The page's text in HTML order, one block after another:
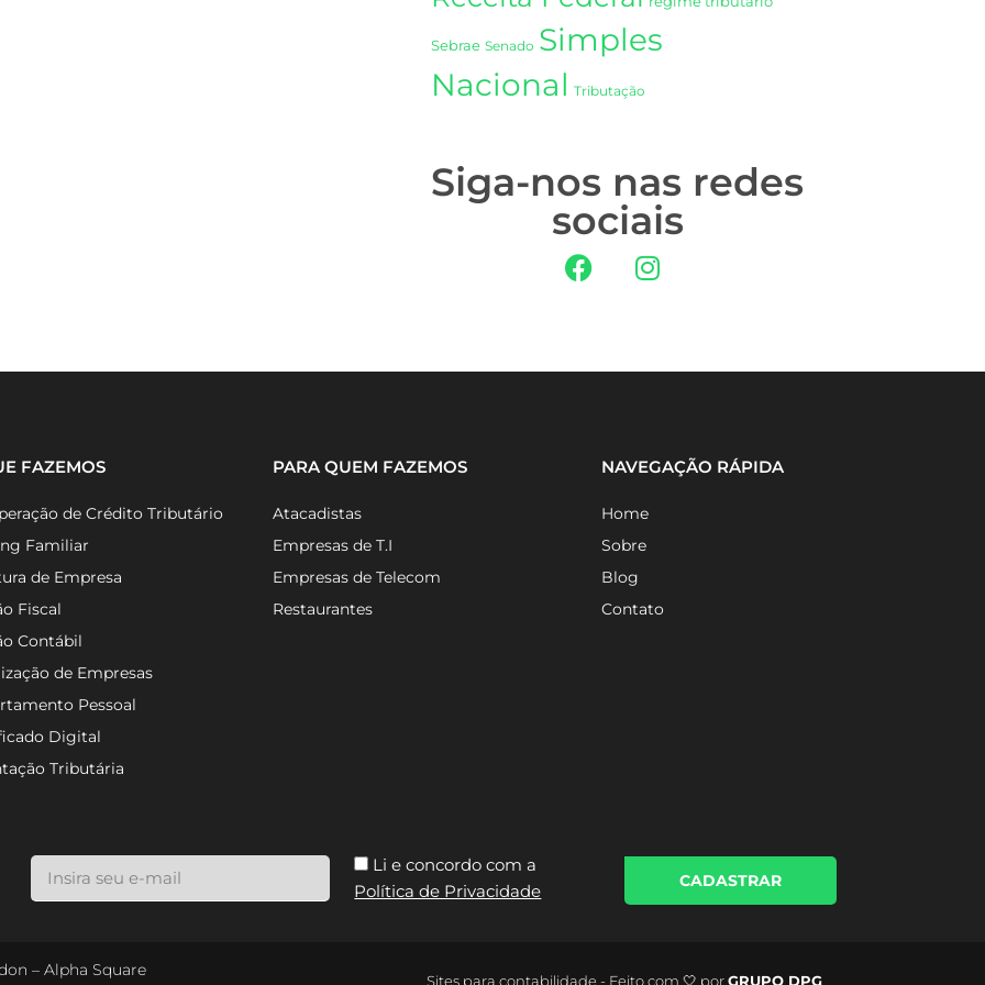
Sebrae Senado Simples
Nacional Tributação
Siga-nos nas redes
sociais
FAZEMOS
de Crédito Tributário
Familiar
de Empresa
Fiscal
Contábil
de Empresas
Pessoal
Digital
Tributária
PARA QUEM FAZEMOS
Atacadistas
Empresas de T.I
Empresas de Telecom
Restaurantes
NAVEGAÇÃO RÁPIDA
Home
Sobre
Blog
Contato
Li e concordo com a
Política de Privacidade
CADASTRAR
– Alpha Square
Sites para contabilidade - Feito com 🤍 porGRUPO DPG